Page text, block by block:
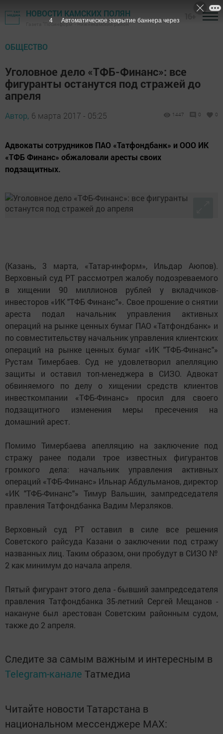
НОВОСТИ КАМСКИХ ПОЛЯН
Газета "Посинформ" - Нижнекамский район
ОБЩЕСТВО
Уголовное дело «ТФБ-Финанс»: все
фигуранты останутся под стражей до
апреля
Автор, 6 марта 2017 - 05:25 1447 0 0
Адвокаты сотрудников ПАО «Татфондбанк» и ООО ИК
«ТФБ Финанс» обжаловали аресты своих
подзащитных.
(Казань, 3 марта, «Татар-информ», Ильдар Аюпов).
Верховный суд РТ рассмотрел жалобу подозреваемого
в хищении 90 миллионов рублей у вкладчиков-
инвесторов «ИК "ТФБ Финанс"». Свое прошение о снятии
ареста подал начальник управления активных
операций на рынке ценных бумаг ПАО «Татфондбанк» и
по совместительству начальник управления клиентских
операций на рынке ценных бумаг «ИК "ТФБ-Финанс"»
Рустам Тимербаев. Суд не удовлетворил апелляцию
защиты и оставил топ-менеджера в СИЗО. Адвокат
обвиняемого по делу о хищении средств клиентов
инвесткомпании «ТФБ-Финанс» просил для своего
подзащитного изменения меры пресечения на
домашний арест.
Помимо Тимербаева апелляцию на заключение под
стражу ранее подали трое известных фигурантов
громкого дела: начальник управления активных
операций «ТФБ-Финанс» Ильнар Абдульманов, директор
«ИК "ТФБ-Финанс"» Тимур Вальшин, зампредседателя
правления Татфондбанка Вадим Мерзляков.
Верховный суд РТ оставил в силе все решения
Советского райсуда Казани о заключении под стражу
названных лиц. Таким образом, они пробудут в СИЗО №
2 как минимум до начала апреля.
Пятый фигурант этого дела - бывший зампредседателя
правления Татфондбанка 35-летний Сергей Мещанов -
накануне был арестован Советским районным судом,
также до 2 апреля.
Следите за самым важным и интересным в
Telegram-канале Татмедиа
Читайте новости Татарстана в
национальном мессенджере MАХ:
3 Автоматическое закрытие баннера через